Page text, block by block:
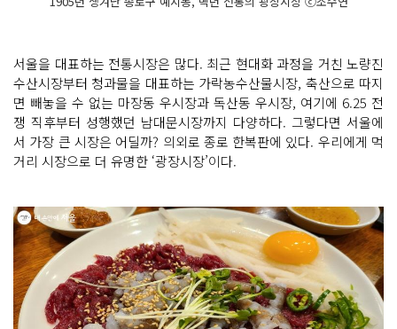
서울을 대표하는 전통시장은 많다. 최근 현대화 과정을 거친 노량진
수산시장부터 청과물을 대표하는 가락농수산물시장, 축산으로 따지
면 빼놓을 수 없는 마장동 우시장과 독산동 우시장, 여기에 6.25 전
쟁 직후부터 성행했던 남대문시장까지 다양하다. 그렇다면 서울에
서 가장 큰 시장은 어딜까? 의외로 종로 한복판에 있다. 우리에게 먹
거리 시장으로 더 유명한 ‘광장시장’이다.